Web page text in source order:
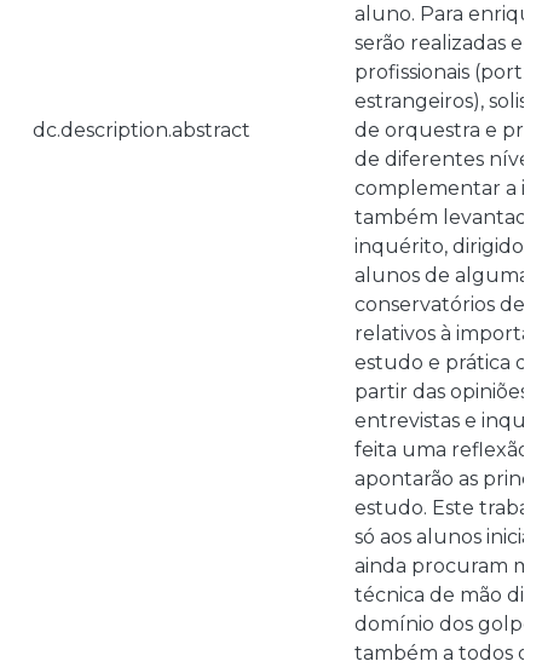
dc.description.abstract
aluno. Para
serão realizadas
profissionais
estrangeiros),
de orquestra e
de diferentes
complementar a
também
inquérito, dirigidos
alunos de algumas
conservatórios de
relativos à
estudo e prática
partir das opiniões
entrevistas e
feita uma reflexão
apontarão as
estudo. Este
só aos alunos
ainda procuram
técnica de mão
domínio dos
também a todos